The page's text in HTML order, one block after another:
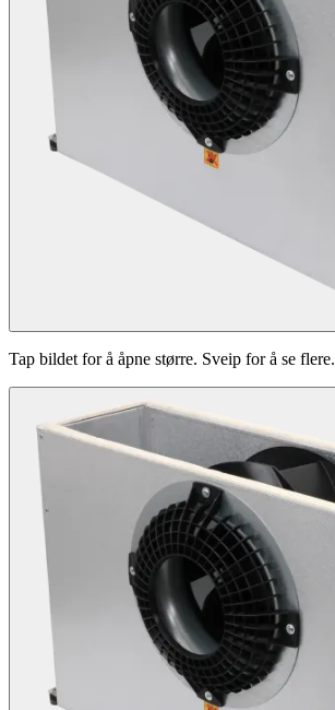
Tap bildet for å åpne større. Sveip for å se flere.